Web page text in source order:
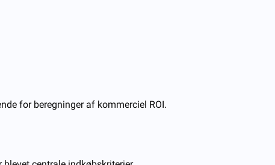
for beregninger af kommerciel ROI.